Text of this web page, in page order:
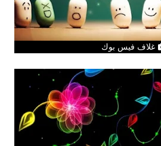
غلاف فيس بوك